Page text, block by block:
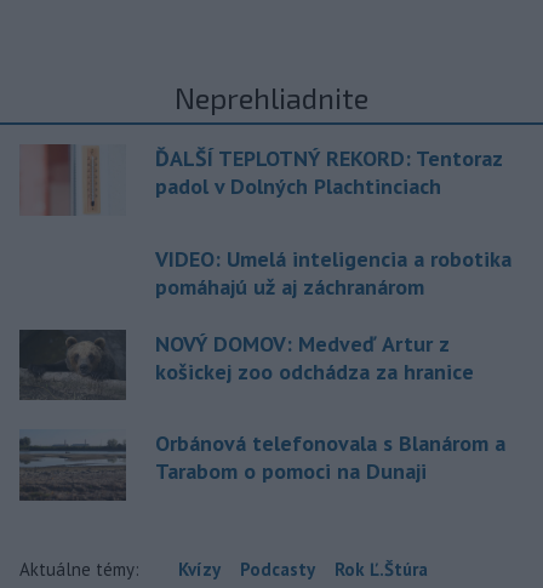
Neprehliadnite
ĎALŠÍ TEPLOTNÝ REKORD: Tentoraz
padol v Dolných Plachtinciach
VIDEO: Umelá inteligencia a robotika
pomáhajú už aj záchranárom
NOVÝ DOMOV: Medveď Artur z
košickej zoo odchádza za hranice
Orbánová telefonovala s Blanárom a
Tarabom o pomoci na Dunaji
Aktuálne témy: Kvízy Podcasty Rok Ľ.Štúra